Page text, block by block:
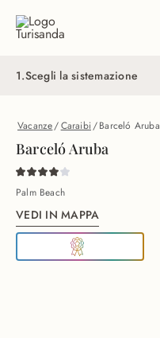
1.Scegli la sistemazione
Vacanze/Caraibi/Barceló Aruba
Barceló Aruba
Palm Beach
VEDI IN MAPPA